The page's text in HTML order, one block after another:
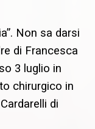
Non sa darsi
di Francesca
3 luglio in
chirurgico in
di